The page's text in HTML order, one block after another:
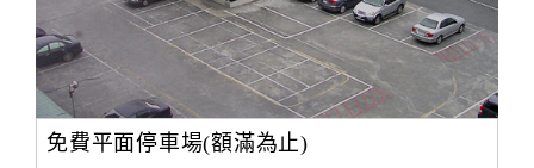
免費平面停車場(額滿為止)